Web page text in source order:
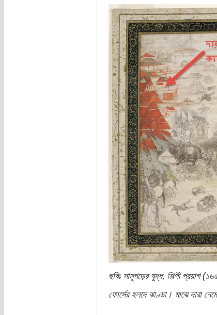
ছবিঃ সামুগড়ের যুদ্ধ, শিল্পী প্রয়াগ
ফোর্সের হলদে ঝাণ্ডা। মাঝে দারা